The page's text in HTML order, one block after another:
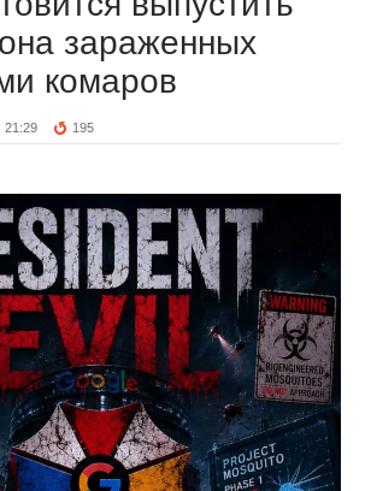
зараженных
комаров
21:29 195